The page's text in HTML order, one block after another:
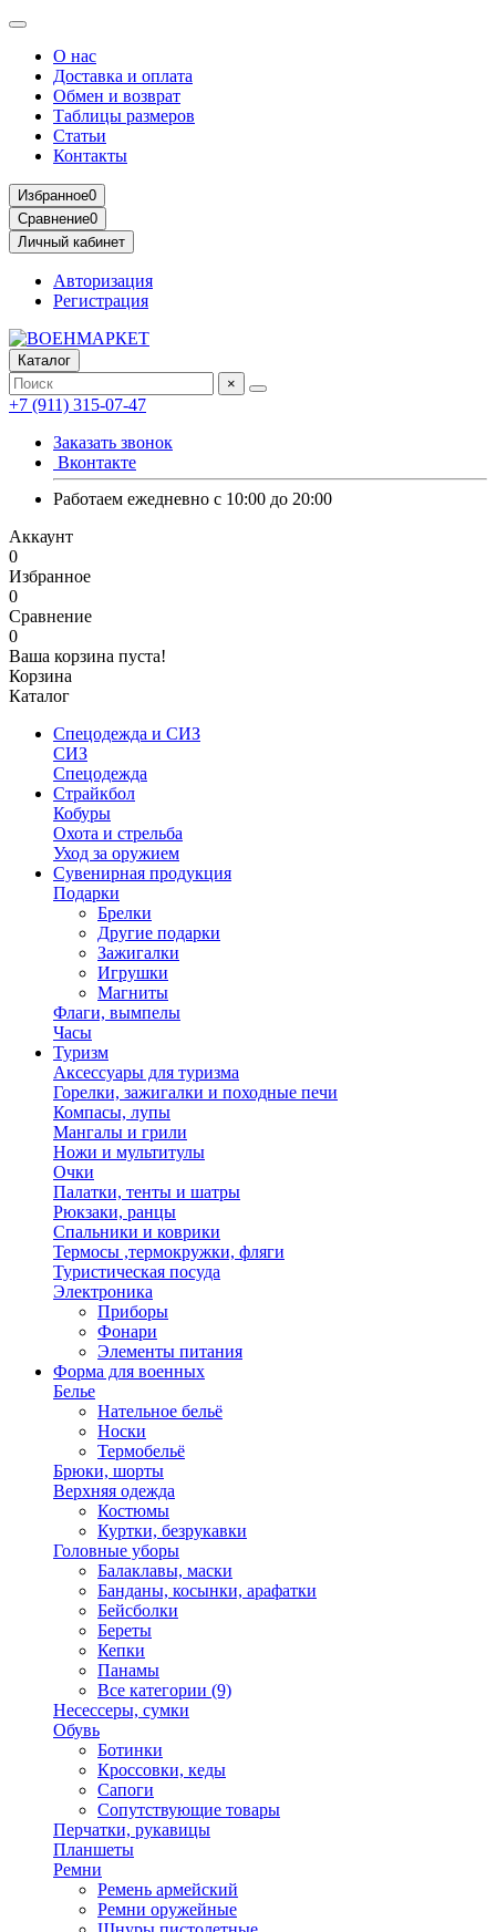
О нас
Доставка и оплата
Обмен и возврат
Таблицы размеров
Статьи
Контакты
Избранное0
Сравнение0
Личный кабинет
Авторизация
Регистрация
Каталог
×
+7 (911) 315-07-47
Заказать звонок
Вконтакте
Работаем ежедневно с 10:00 до 20:00
Аккаунт
0
Избранное
0
Сравнение
0
Ваша корзина пуста!
Корзина
Каталог
Спецодежда и СИЗ
СИЗ
Спецодежда
Страйкбол
Кобуры
Охота и стрельба
Уход за оружием
Сувенирная продукция
Подарки
Брелки
Другие подарки
Зажигалки
Игрушки
Магниты
Флаги, вымпелы
Часы
Туризм
Аксессуары для туризма
Горелки, зажигалки и походные печи
Компасы, лупы
Мангалы и грили
Ножи и мультитулы
Очки
Палатки, тенты и шатры
Рюкзаки, ранцы
Спальники и коврики
Термосы ,термокружки, фляги
Туристическая посуда
Электроника
Приборы
Фонари
Элементы питания
Форма для военных
Белье
Нательное бельё
Носки
Термобельё
Брюки, шорты
Верхняя одежда
Костюмы
Куртки, безрукавки
Головные уборы
Балаклавы, маски
Банданы, косынки, арафатки
Бейсболки
Береты
Кепки
Панамы
Все категории (9)
Несессеры, сумки
Обувь
Ботинки
Кроссовки, кеды
Сапоги
Сопутствующие товары
Перчатки, рукавицы
Планшеты
Ремни
Ремень армейский
Ремни оружейные